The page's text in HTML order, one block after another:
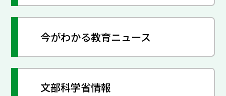
今がわかる教育ニュース
文部科学省情報